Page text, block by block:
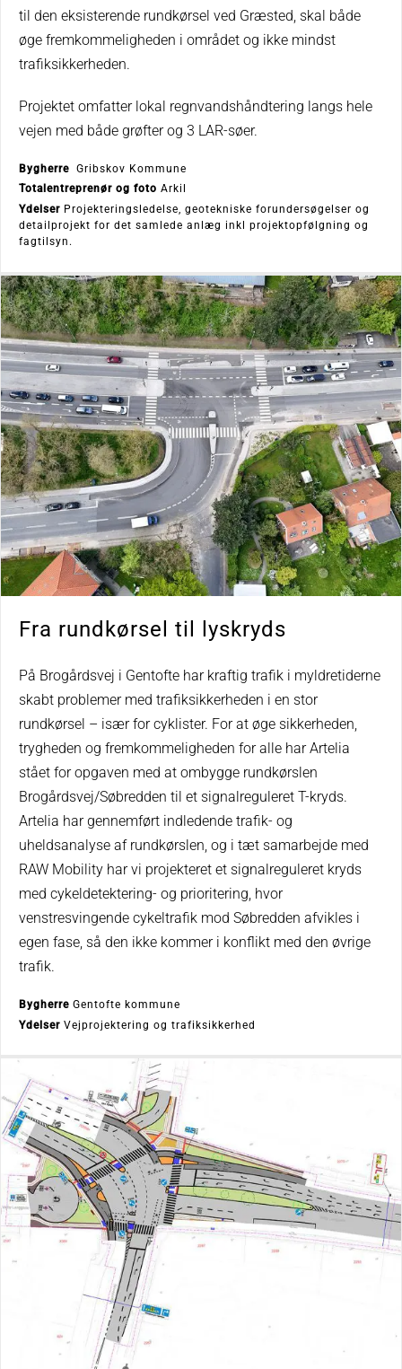
til den eksisterende rundkørsel ved Græsted, skal både
øge fremkommeligheden i området og ikke mindst
trafiksikkerheden.
Projektet omfatter lokal regnvandshåndtering langs hele
vejen med både grøfter og 3 LAR-søer.
Bygherre Gribskov Kommune
Totalentreprenør og foto Arkil
Ydelser Projekteringsledelse, geotekniske forundersøgelser og
detailprojekt for det samlede anlæg inkl projektopfølgning og
fagtilsyn.
Fra rundkørsel til lyskryds
På Brogårdsvej i Gentofte har kraftig trafik i myldretiderne
skabt problemer med trafiksikkerheden i en stor
rundkørsel – især for cyklister. For at øge sikkerheden,
trygheden og fremkommeligheden for alle har Artelia
stået for opgaven med at ombygge rundkørslen
Brogårdsvej/Søbredden til et signalreguleret T-kryds.
Artelia har gennemført indledende trafik- og
uheldsanalyse af rundkørslen, og i tæt samarbejde med
RAW Mobility har vi projekteret et signalreguleret kryds
med cykeldetektering- og prioritering, hvor
venstresvingende cykeltrafik mod Søbredden afvikles i
egen fase, så den ikke kommer i konflikt med den øvrige
trafik.
Bygherre Gentofte kommune
Ydelser Vejprojektering og trafiksikkerhed